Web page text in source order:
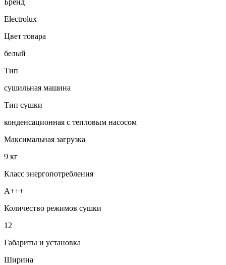
Electrolux
Цвет товара
белый
Тип
сушильная машина
Тип сушки
конденсационная с тепловым насосом
Максимальная загрузка
9 кг
Класс энергопотребления
A+++
Количество режимов сушки
12
Габариты и установка
Ширина